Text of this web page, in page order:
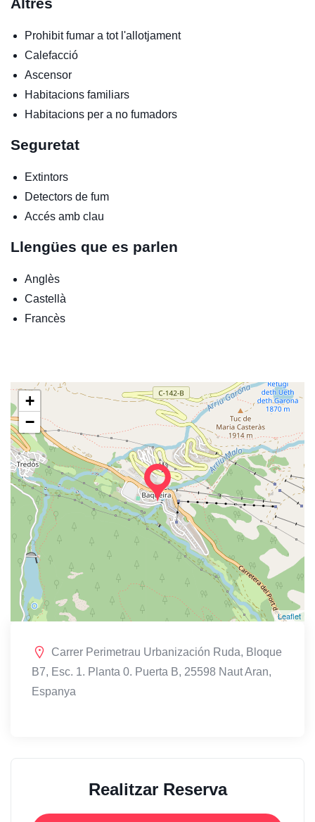
Prohibit fumar a tot l'allotjament
Calefacció
Ascensor
Habitacions familiars
Habitacions per a no fumadors
Seguretat
Extintors
Detectors de fum
Accés amb clau
Llengües que es parlen
Anglès
Castellà
Francès
+
−
Leaflet
Carrer Perimetrau Urbanización Ruda, Bloque
B7, Esc. 1. Planta 0. Puerta B, 25598 Naut Aran,
Espanya
Realitzar Reserva